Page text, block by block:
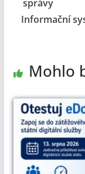
správy
Informační
Mohlo